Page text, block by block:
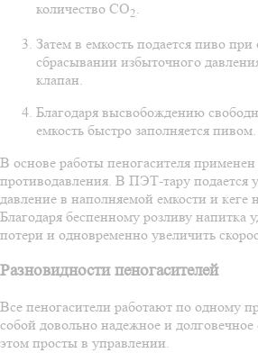
количество СО2.
Затем в емкость подается пиво
сбрасывании избыточного
клапан.
Благодаря высвобождению
емкость быстро заполняется пивом.
В основе работы пеногасителя
противодавления. В ПЭТ-тару подается
давление в наполняемой емкости и кеге
Благодаря беспенному розливу напитка
потери и одновременно увеличить
Разновидности пеногасителей
Все пеногасители работают по одному
собой довольно надежное и
этом просты в управлении.